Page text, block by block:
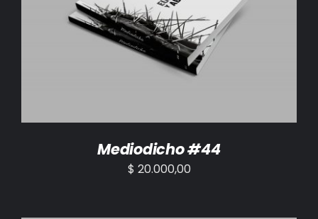
AÑADIR AL CARRITO / DETALLES
Mediodicho #44
$ 20.000,00